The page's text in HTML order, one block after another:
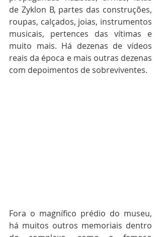
de Zyklon B, partes das construções,
roupas, calçados, joias, instrumentos
musicais, pertences das vítimas e
muito mais. Há dezenas de vídeos
reais da época e mais outras dezenas
com depoimentos de sobreviventes.
Fora o magnífico prédio do museu,
há muitos outros memoriais dentro